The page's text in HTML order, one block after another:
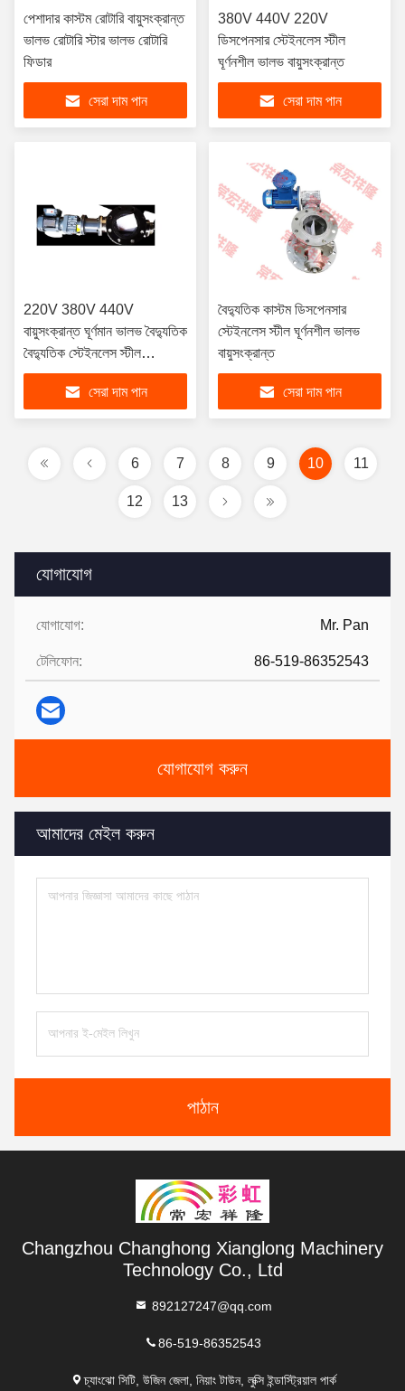
যোগাযোগ
যোগাযোগ: Mr. Pan
টেলিফোন: 86-519-86352543
যোগাযোগ করুন
আমাদের মেইল ​​করুন
পাঠান
পেশাদার কাস্টম রোটারি বায়ুসংক্রান্ত
ভালভ রোটারি স্টার ভালভ রোটারি
ফিডার
সেরা দাম পান
380V 440V 220V
ডিসপেনসার স্টেইনলেস স্টীল
ঘূর্ণনশীল ভালভ বায়ুসংক্রান্ত
সেরা দাম পান
220V 380V 440V
বায়ুসংক্রান্ত ঘূর্ণমান ভালভ বৈদ্যুতিক
বৈদ্যুতিক স্টেইনলেস স্টীল
ডিসপেনসার ঘূর্ণমান
সেরা দাম পান
বৈদ্যুতিক কাস্টম ডিসপেনসার
স্টেইনলেস স্টীল ঘূর্ণনশীল ভালভ
বায়ুসংক্রান্ত
সেরা দাম পান
6 7 8 9 10 11
12 13
Changzhou Changhong Xianglong Machinery
Technology Co., Ltd
892127247@qq.com
86-519-86352543
চ্যাংঝো সিটি, উজিন জেলা, নিয়াং টাউন, লুক্সি ইন্ডাস্ট্রিয়াল পার্ক